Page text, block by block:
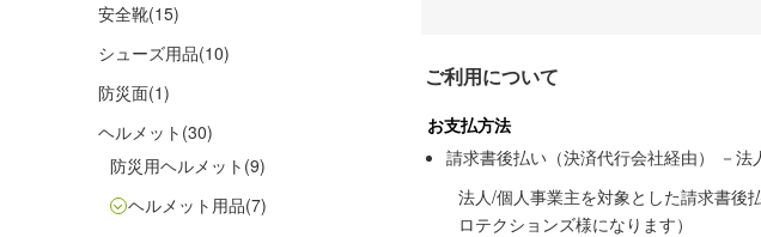
安全靴(15)
シューズ用品(10)
防災面(1)
ヘルメット (30)
防災用ヘルメット (9)
ヘルメット用品(7)
ご利用について
お支払方法
請求書後払い（決済代行会社経由） －法
法人/個人事業主を対象とした請求書後
ロテクションズ様になります）